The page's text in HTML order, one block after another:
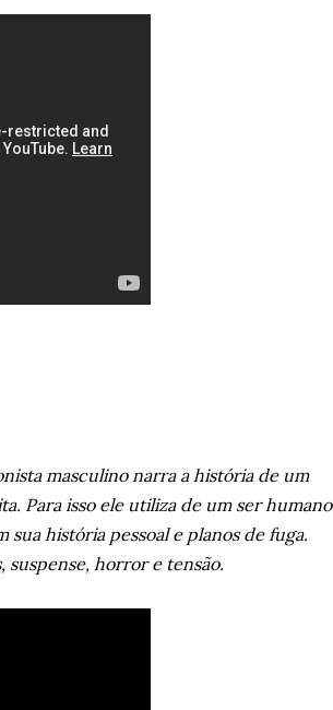
masculino narra a história de um
Para isso ele utiliza de um ser humano
sua história pessoal e planos de fuga.
suspense, horror e tensão.